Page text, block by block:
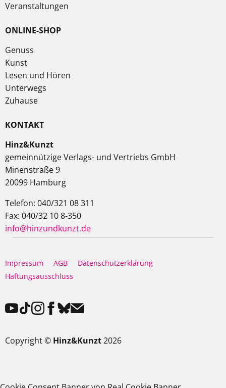
Veranstaltungen
ONLINE-SHOP
Genuss
Kunst
Lesen und Hören
Unterwegs
Zuhause
KONTAKT
Hinz&Kunzt
gemeinnützige Verlags- und Vertriebs GmbH
Minenstraße 9
20099 Hamburg
Telefon: 040/321 08 311
Fax: 040/32 10 8-350
info@hinzundkunzt.de
Impressum AGB
Datenschutzerklärung
Haftungsausschluss
Copyright © Hinz&Kunzt2026